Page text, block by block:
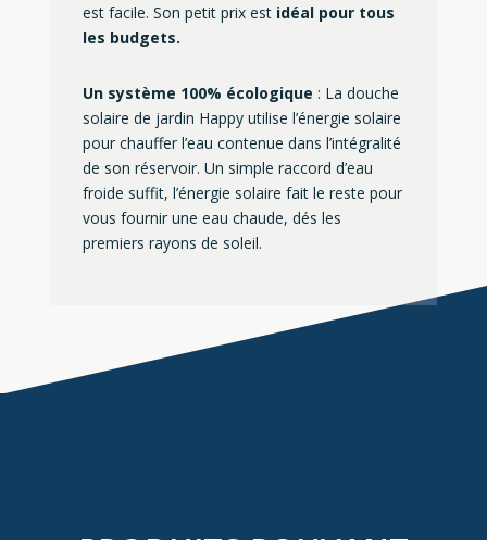
est facile. Son petit prix est idéal pour tous
les budgets.
Un système 100% écologique : La douche
solaire de jardin Happy utilise l’énergie solaire
pour chauffer l’eau contenue dans l’intégralité
de son réservoir. Un simple raccord d’eau
froide suffit, l’énergie solaire fait le reste pour
vous fournir une eau chaude, dés les
premiers rayons de soleil.